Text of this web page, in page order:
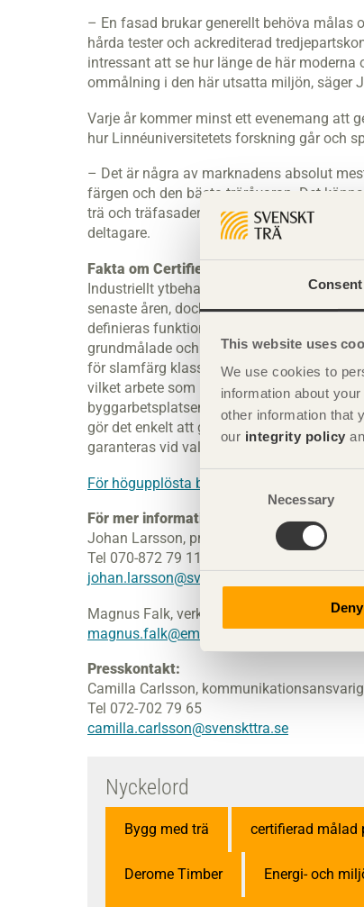
Consent
This website uses
We use cookies to
information about
other information that
our integrity policy
Consent
Necessary
Deny
– En fasad brukar generellt behöva målas
hårda tester och ackrediterad
intressant att se hur länge de här
ommålning i den här utsatta miljön, säger
Varje år kommer minst ett evenemang att
hur Linnéuniversitetets forskning går och
– Det är några av marknadens absolut
färgen och den bästa träråvaran. Det
trä och träfasader höjs, säger Helena
deltagare.
Fakta om Certifierad Målad Panel - CMP
Industriellt ytbehandlade panelbrädor för
senaste åren, dock utan definierade
definieras funktionskrav i så kallade
grundmålade och mellanstrukna
för slamfärg klassad CMP-S.
vilket arbete som behövs för
byggarbetsplatsen minimeras. Att som
gör det enkelt att genomföra
garanteras vid val av utvändig fasad.
För högupplösta bilder - se här
För mer information:
Johan Larsson, projektledare, Svenskt Trä
Tel 070-872 79 11
johan.larsson@svenskttra.se
Magnus Falk, verksamhetsledare EMC,
magnus.falk@emcsverige.se
Presskontakt:
Camilla Carlsson,
Tel 072-702 79 65
camilla.carlsson@svenskttra.se
Nyckelord
Bygg med trä certifierad målad
Derome Timber Energi- och